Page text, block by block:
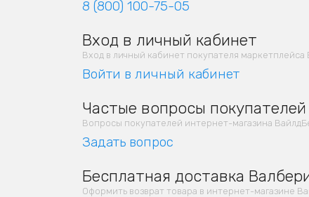
8 (800) 100-75-05
Вход в личный кабинет
Вход в личный кабинет покупателя маркетплейса
Войти в личный кабинет
Частые вопросы покупателей
Вопросы покупателей интернет-магазина
Задать вопрос
Бесплатная доставка
Оформить возврат товара в интернет-магазине